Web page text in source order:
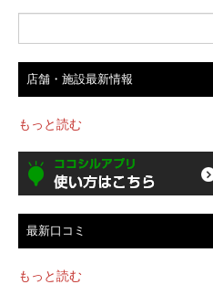
店舗・施設最新情報
もっと読む
最新口コミ
もっと読む